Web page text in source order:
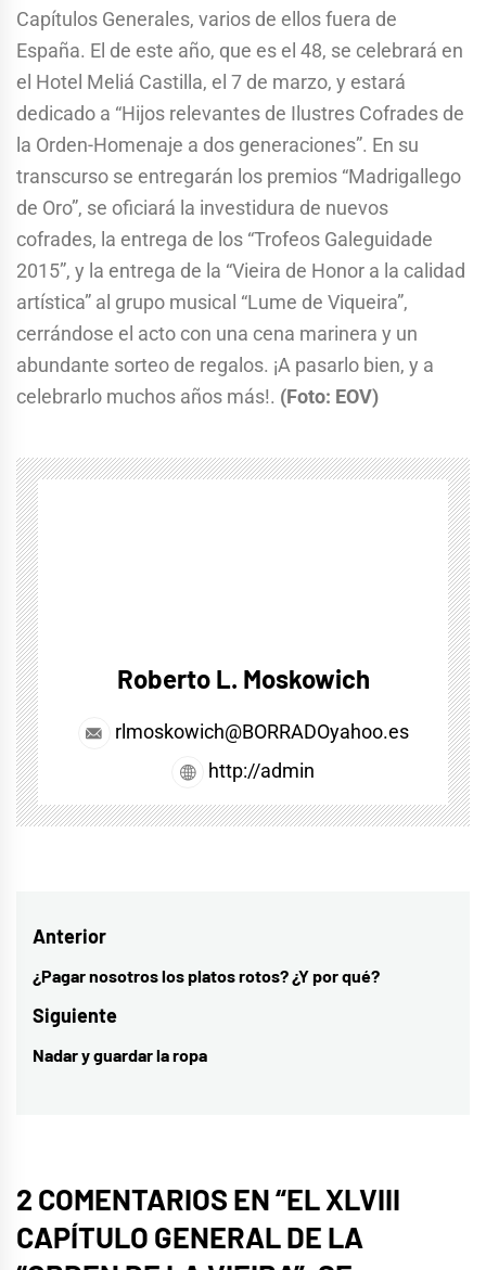
Capítulos Generales, varios de ellos fuera de
España. El de este año, que es el 48, se celebrará en
el Hotel Meliá Castilla, el 7 de marzo, y estará
dedicado a “Hijos relevantes de Ilustres Cofrades de
la Orden-Homenaje a dos generaciones”. En su
transcurso se entregarán los premios “Madrigallego
de Oro”, se oficiará la investidura de nuevos
cofrades, la entrega de los “Trofeos Galeguidade
2015”, y la entrega de la “Vieira de Honor a la calidad
artística” al grupo musical “Lume de Viqueira”,
cerrándose el acto con una cena marinera y un
abundante sorteo de regalos. ¡A pasarlo bien, y a
celebrarlo muchos años más!. (Foto: EOV)
Roberto L. Moskowich
rlmoskowich@BORRADOyahoo.es
http://admin
Navegación
de
entradas
Anterior
Entrada
anterior:
¿Pagar nosotros los platos rotos? ¿Y por qué?
Siguiente
Entrada
Nadar y guardar la ropa
2 COMENTARIOS EN “EL XLVIII
CAPÍTULO GENERAL DE LA